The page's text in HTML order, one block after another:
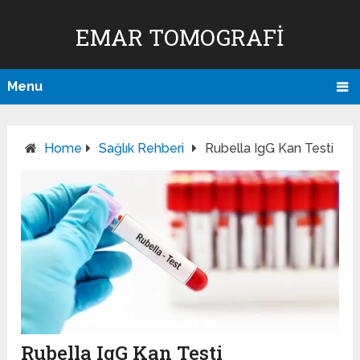
EMAR TOMOGRAFI
Menu
Home Sağlık Rehberi Rubella IgG Kan Testi
Rubella IgG Kan Testi